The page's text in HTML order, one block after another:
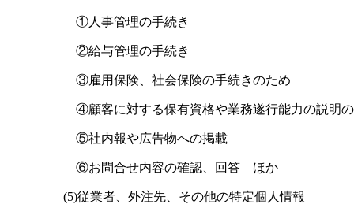
①人事管理の手続き
②給与管理の手続き
③雇用保険、社会保険の手続きのため
④顧客に対する保有資格や業務遂行能力の説明
⑤社内報や広告物への掲載
⑥お問合せ内容の確認、回答 ほか
(5)従業者、外注先、その他の特定個人情報